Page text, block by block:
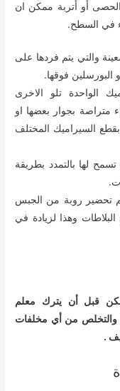
أو أتربة ممكن ان
في السطح.
والتي يتم فردها على
البورسلين فوقها.
الواحدة تلو الاخرى
متراصة بجوار بعضها او
السيراميك المختلف
لها بالتمدد بطريقة
تحضير روبة من الجبس
وهذا لزيادة في
قبل أن يترك معلم
والتخلص من أي مخلفات
.